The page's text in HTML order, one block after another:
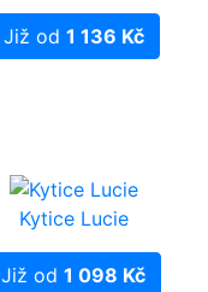
Již od 1 136 Kč
Kytice Lucie
Již od 1 098 Kč